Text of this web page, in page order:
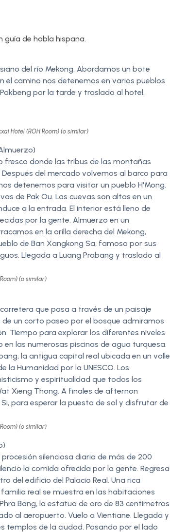
guía de habla hispana.
del río Mekong. Abordamos un bote
el camino nos detenemos en varios pueblos
por la tarde y traslado al hotel.
Hotel (ROH Room) (o similar)
fresco donde las tribus de las montañas
del mercado volvemos al barco para
detenemos para visitar un pueblo H'Mong.
de Pak Ou. Las cuevas son altas en un
a la entrada. El interior está lleno de
por la gente. Almuerzo en un
en la orilla derecha del Mekong,
de Ban Xangkong Sa, famoso por sus
Llegada a Luang Prabang y traslado al
(o similar)
que pasa a través de un paisaje
un corto paseo por el bosque admiramos
Tiempo para explorar los diferentes niveles
las numerosas piscinas de agua turquesa.
la antigua capital real ubicada en un valle
la Humanidad por la UNESCO. Los
y espiritualidad que todos los
Xieng Thong. A finales de afternon
para esperar la puesta de sol y disfrutar de
(o similar)
silenciosa diaria de más de 200
la comida ofrecida por la gente. Regresa
del edificio del Palacio Real. Una rica
real se muestra en las habitaciones
Bang, la estatua de oro de 83 centímetros
al aeropuerto. Vuelo a Vientiane. Llegada y
templos de la ciudad. Pasando por el lado